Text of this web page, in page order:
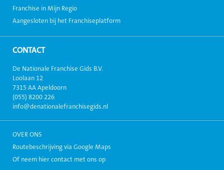
Franchise in Mijn Regio
Aangesloten bij het Franchiseplatform
CONTACT
De Nationale Franchise Gids B.V.
Loolaan 12
7315 AA Apeldoorn
(055) 8200 226
info@denationalefranchisegids.nl
OVER ONS
Routebeschrijving via Google Maps
Of neem hier contact met ons op